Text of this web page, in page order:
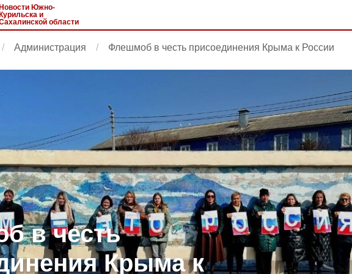
Новости Южно-
Курильска и
области
Администрация Флешмоб в честь присоединения Крыма к России
в честь
Крыма к